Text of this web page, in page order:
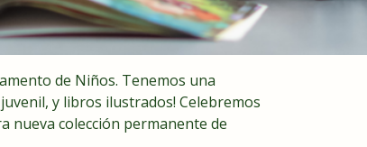
de Niños. Tenemos una
y libros ilustrados! Celebremos
nueva colección permanente de